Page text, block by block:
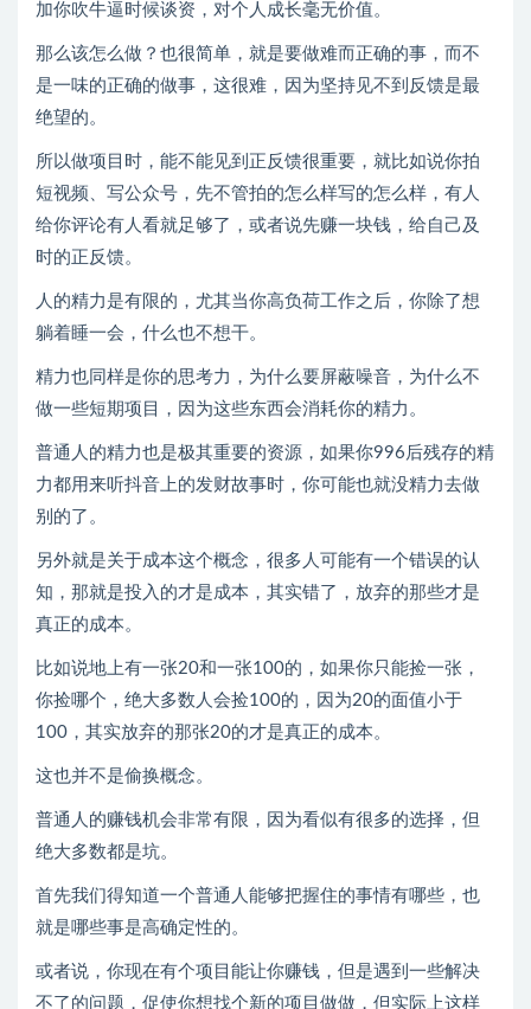
加你吹牛逼时候谈资，对个人成长毫无价值。
那么该怎么做？也很简单，就是要做难而正确的事，而不
是一味的正确的做事，这很难，因为坚持见不到反馈是最
绝望的。
所以做项目时，能不能见到正反馈很重要，就比如说你拍
短视频、写公众号，先不管拍的怎么样写的怎么样，有人
给你评论有人看就足够了，或者说先赚一块钱，给自己及
时的正反馈。
人的精力是有限的，尤其当你高负荷工作之后，你除了想
躺着睡一会，什么也不想干。
精力也同样是你的思考力，为什么要屏蔽噪音，为什么不
做一些短期项目，因为这些东西会消耗你的精力。
普通人的精力也是极其重要的资源，如果你996后残存的精
力都用来听抖音上的发财故事时，你可能也就没精力去做
别的了。
另外就是关于成本这个概念，很多人可能有一个错误的认
知，那就是投入的才是成本，其实错了，放弃的那些才是
真正的成本。
比如说地上有一张20和一张100的，如果你只能捡一张，
你捡哪个，绝大多数人会捡100的，因为20的面值小于
100，其实放弃的那张20的才是真正的成本。
这也并不是偷换概念。
普通人的赚钱机会非常有限，因为看似有很多的选择，但
绝大多数都是坑。
首先我们得知道一个普通人能够把握住的事情有哪些，也
就是哪些事是高确定性的。
或者说，你现在有个项目能让你赚钱，但是遇到一些解决
不了的问题，促使你想找个新的项目做做，但实际上这样